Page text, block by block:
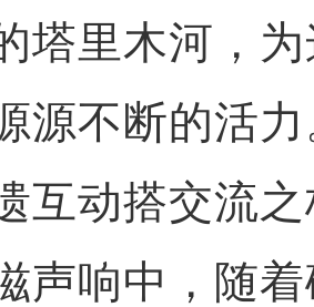
塔里木河，
源不断的活
动搭交流之
响中，随着